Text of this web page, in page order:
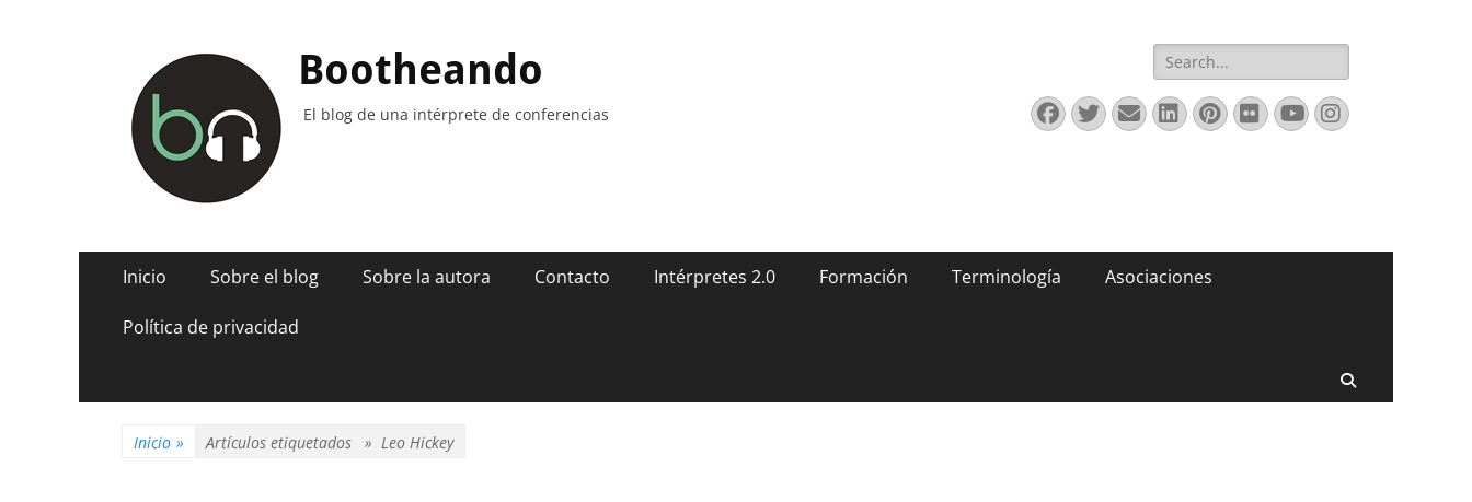
Bootheando
El blog de una intérprete de conferencias
Buscar:
Facebook
Twitter
Correo
electrónico
LinkedIn
Pinterest
FlickrYouTube
Instagram
Menú
Saltar
contenido
Inicio Sobre el blog Sobre la autora Contacto Intérpretes 2.0 Formación Terminología Asociaciones
Política de privacidad
Inicio » Artículos etiquetados » Leo Hickey